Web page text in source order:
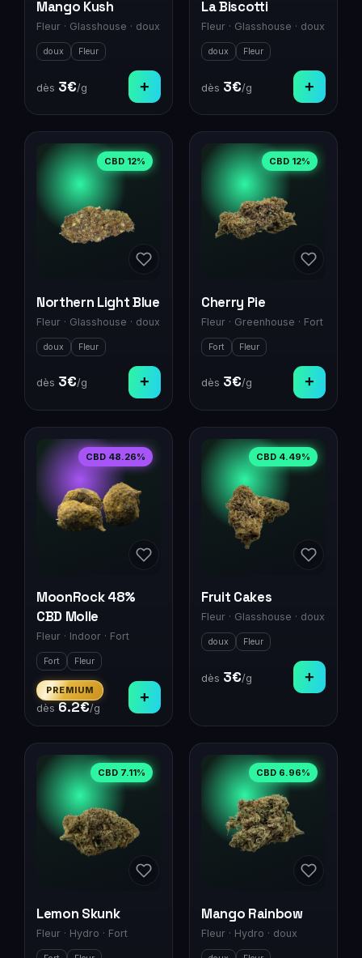
Mango Kush
Fleur · Glasshouse · doux
doux Fleur
dès 3€/g +
La Biscotti
Fleur · Glasshouse · doux
doux Fleur
dès 3€/g +
CBD 12%
Northern Light Blue
Fleur · Glasshouse · doux
doux Fleur
dès 3€/g +
CBD 12%
Cherry Pie
Fleur · Greenhouse · Fort
Fort Fleur
dès 3€/g +
CBD 48.26%
MoonRock 48%
CBD Molle
Fleur · Indoor · Fort
Fort Fleur
PREMIUM
dès 6.2€/g
+
CBD 4.49%
Fruit Cakes
Fleur · Glasshouse · doux
doux Fleur
dès 3€/g +
CBD 7.11%
Lemon Skunk
Fleur · Hydro · Fort
CBD 6.96%
Mango Rainbow
Fleur · Hydro · doux